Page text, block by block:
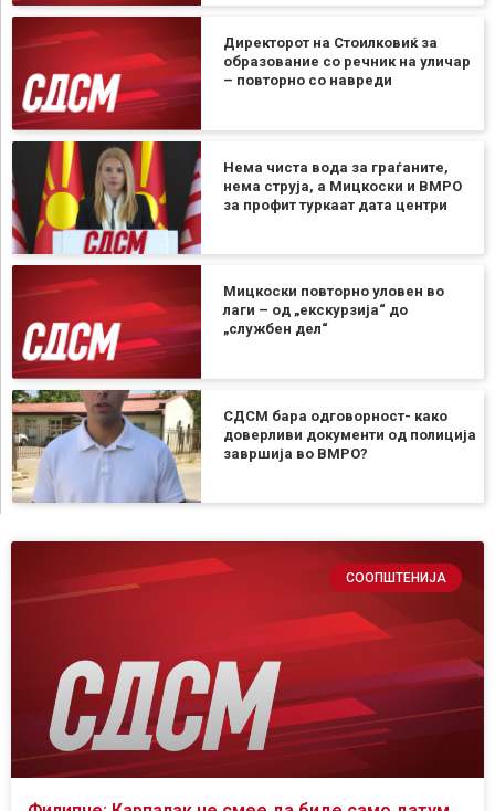
Директорот на Стоилковиќ за
образование со речник на уличар
– повторно со навреди
Нема чиста вода за граѓаните,
нема струја, а Мицкоски и ВМРО
за профит туркаат дата центри
Мицкоски повторно уловен во
лаги – од „екскурзија“ до
„службен дел“
СДСМ бара одговорност- како
доверливи документи од полиција
завршија во ВМРО?
СООПШТЕНИЈА